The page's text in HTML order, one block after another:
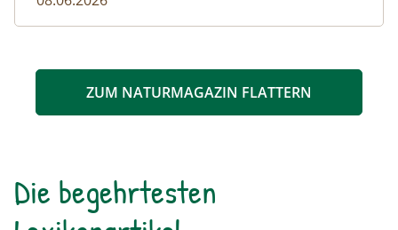
ZUM NATURMAGAZIN FLATTERN
Die begehrtesten